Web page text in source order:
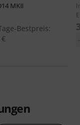
MKII
Bestpreis: